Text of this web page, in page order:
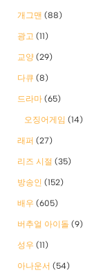
개그맨 (88)
광고 (11)
교양 (29)
다큐 (8)
드라마 (65)
오징어게임 (14)
래퍼 (27)
리즈 시절 (35)
방송인 (152)
배우 (605)
버추얼 아이돌 (9)
성우 (11)
아나운서 (54)